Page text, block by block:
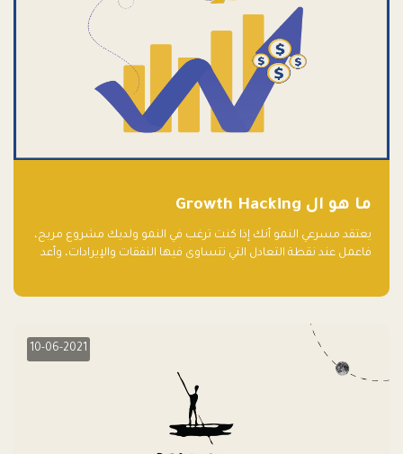
ما هو ال Growth Hacking
يعتقد مسرعي النمو أنك إذا كنت ترغب في النمو ولديك مشروع مربح،
فاعمل عند نقطة التعادل التي تتساوى فيها النفقات والإيرادات، وأعد
10-06-2021